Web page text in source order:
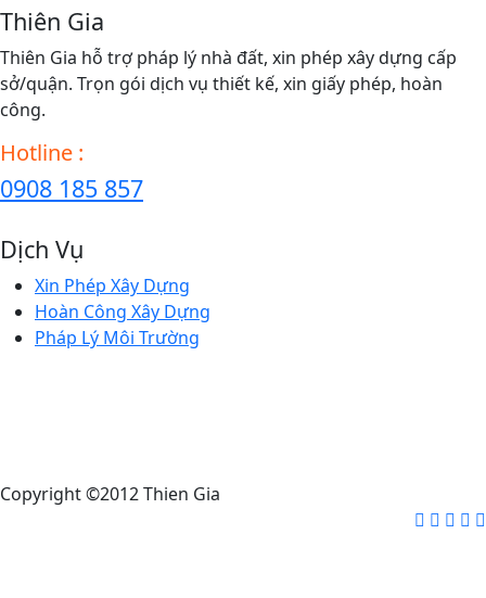
Thiên Gia
Thiên Gia hỗ trợ pháp lý nhà đất, xin phép xây dựng cấp
sở/quận. Trọn gói dịch vụ thiết kế, xin giấy phép, hoàn
công.
Hotline :
0908 185 857
Dịch Vụ
Xin Phép Xây Dựng
Hoàn Công Xây Dựng
Pháp Lý Môi Trường
Copyright ©2012 Thien Gia